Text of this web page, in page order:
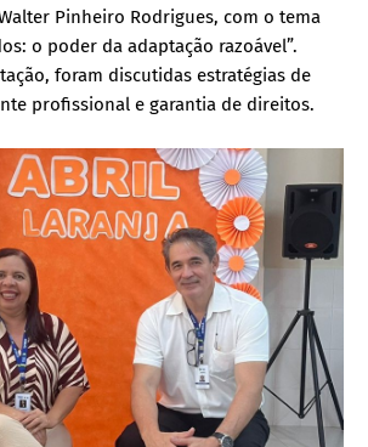
Pinheiro Rodrigues, com o tema
o poder da adaptação razoável”.
foram discutidas estratégias de
profissional e garantia de direitos.